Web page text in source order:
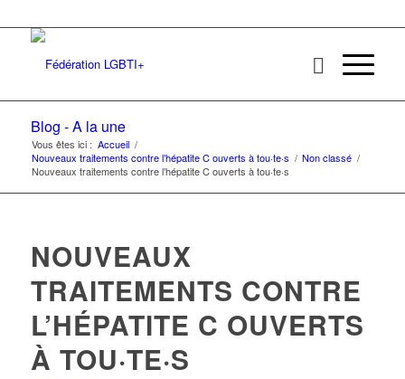
Blog - A la une
Vous êtes ici : Accueil /
Nouveaux traitements contre l’hépatite C ouverts à tou·te·s / Non classé /
Nouveaux traitements contre l’hépatite C ouverts à tou·te·s
NOUVEAUX
TRAITEMENTS CONTRE
L’HÉPATITE C OUVERTS
À TOU·TE·S